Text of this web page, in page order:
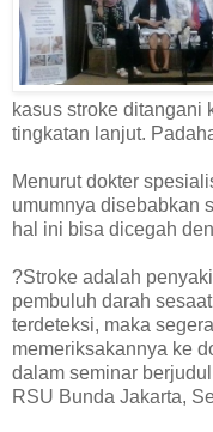
kasus stroke ditangani
tingkatan lanjut.
Menurut dokter
umumnya disebabkan
hal ini bisa dicegah
?Stroke adalah
pembuluh darah
terdeteksi, maka
memeriksakannya ke
dalam seminar
RSU Bunda Jakarta,